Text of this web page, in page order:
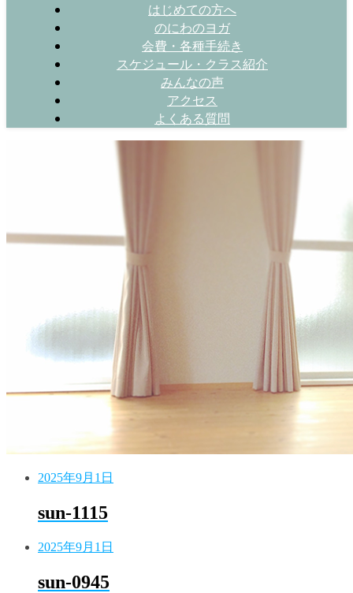
はじめての方へ
のにわのヨガ
会費・各種手続き
スケジュール・クラス紹介
みんなの声
アクセス
よくある質問
2025年9月1日
sun-1115
2025年9月1日
sun-0945